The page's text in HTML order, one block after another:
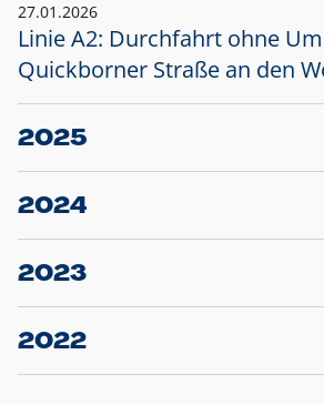
27.01.2026
Linie A2: Durchfahrt ohne
Quickborner Straße an den
2025
23.12.2025
Projekt S5: Start der
2024
10.12.2024
Großprojekt S5: Sperrung
2023
20.12.2023
Schleswig-Holstein verlängert
2022
22.12.2022